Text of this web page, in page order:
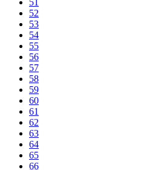
52
53
54
55
56
57
58
59
60
61
62
63
64
65
66